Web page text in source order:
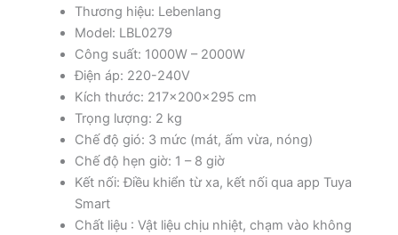
Thương hiệu: Lebenlang
Model: LBL0279
Công suất: 1000W – 2000W
Điện áp: 220-240V
Kích thước: 217x200x295 cm
Trọng lượng: 2 kg
Chế độ gió: 3 mức (mát, ấm vừa, nóng)
Chế độ hẹn giờ: 1 – 8 giờ
Kết nối: Điều khiển từ xa, kết nối qua app Tuya
Smart
Chất liệu : Vật liệu chịu nhiệt, chạm vào không